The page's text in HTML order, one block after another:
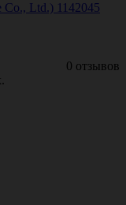
Ltd.) 1142045
0 отзывов